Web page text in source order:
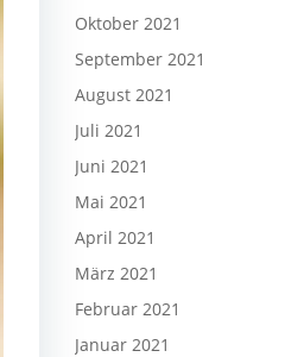
Oktober 2021
September 2021
August 2021
Juli 2021
Juni 2021
Mai 2021
April 2021
März 2021
Februar 2021
Januar 2021